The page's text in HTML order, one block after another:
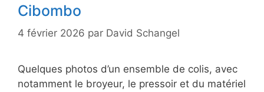
Cibombo
4 février 2026 par David Schangel
Quelques photos d’un ensemble de colis, avec
notamment le broyeur, le pressoir et du matériel